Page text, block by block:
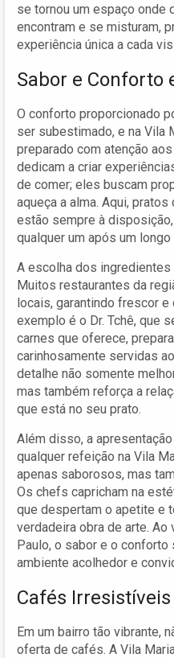
se tornou um espaço onde
encontram e se misturam,
experiência única a cada
Sabor e Conforto
O conforto proporcionado
ser subestimado, e na Vila
preparado com atenção
dedicam a criar
de comer; eles buscam
aqueça a alma. Aqui,
estão sempre à
qualquer um após um longo
A escolha dos
Muitos restaurantes da
locais, garantindo frescor e
exemplo é o Dr. Tchê, que
carnes que oferece,
carinhosamente servidas
detalhe não somente
mas também reforça a
que está no seu prato.
Além disso, a
qualquer refeição na Vila
apenas saborosos, mas
Os chefs capricham na
que despertam o apetite e
verdadeira obra de arte.
Paulo, o sabor e o conforto
ambiente acolhedor e
Cafés
Em um bairro tão vibrante,
oferta de cafés. A Vila